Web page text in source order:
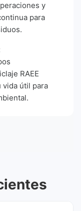
y
para
RAEE
vida útil para